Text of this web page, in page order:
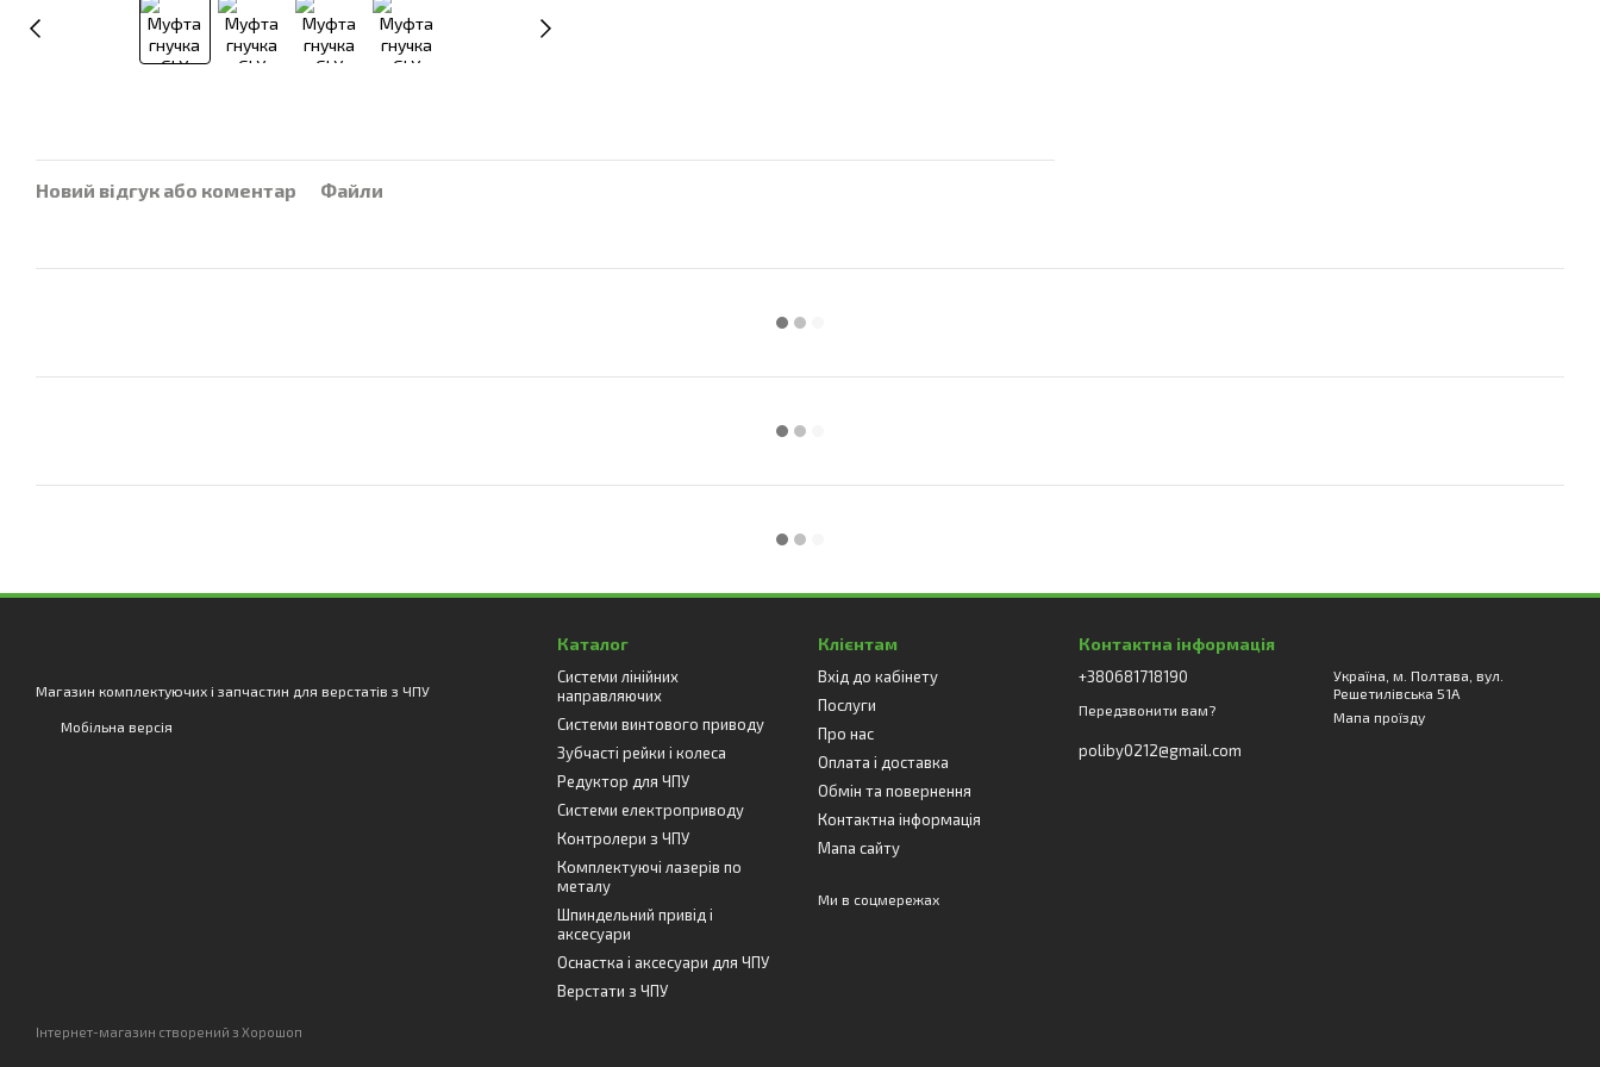
Новий відгук або коментар Файли
Магазин комплектуючих і запчастин для верстатів з ЧПУ
Мобільна версія
Інтернет-магазин створений з Хорошоп
Каталог
Системи лінійних
направляючих
Системи винтового приводу
Зубчасті рейки і колеса
Редуктор для ЧПУ
Системи електроприводу
Контролери з ЧПУ
Комплектуючі лазерів по
металу
Шпиндельний привід і
аксесуари
Оснастка і аксесуари для ЧПУ
Верстати з ЧПУ
Клієнтам
Вхід до кабінету
Послуги
Про нас
Оплата і доставка
Обмін та повернення
Контактна інформація
Мапа сайту
Ми в соцмережах
Контактна інформація
+380681718190
Передзвонити вам?
poliby0212@gmail.com
Україна, м. Полтава, вул.
Решетилівська 51А
Мапа проїзду